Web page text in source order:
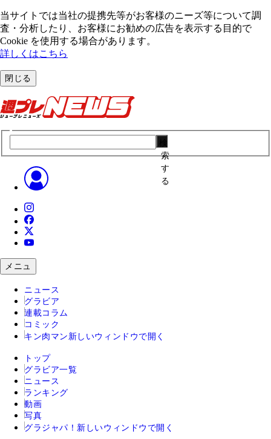
当サイトでは当社の提携先等がお客様のニーズ等について調
査・分析したり、お客様にお勧めの広告を表⽰する⽬的で
Cookie を使⽤する場合があります。
詳しくはこちら
閉じる
索
す
る
メニュ
ニュース
グラビア
連載コラム
コミック
キン肉マン 新しいウィンドウで開く
トップ
グラビア一覧
ニュース
ランキング
動画
写真
グラジャパ！ 新しいウィンドウで開く